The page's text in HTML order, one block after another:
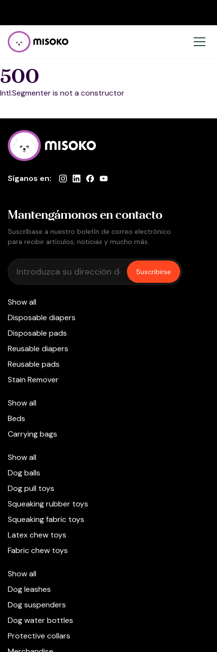
500
Intl.Segmenter is not a constructor
Síganos en:
Mantengámonos en contacto
Suscríbase a nuestro boletín de correo electrónico
para recibir artículos, noticias y mucho más.
Suscribirse
Show all
Disposable diapers
Disposable pads
Reusable diapers
Reusable pads
Stain Remover
Show all
Beds
Carrying bags
Show all
Dog balls
Dog pull toys
Squeaking rubber toys
Squeaking fabric toys
Latex chew toys
Fabric chew toys
Show all
Dog leashes
Dog suspenders
Dog water bottles
Protective collars
Utilizamos cookies para mejorar su experiencia en
este sitio web. Se publica información más